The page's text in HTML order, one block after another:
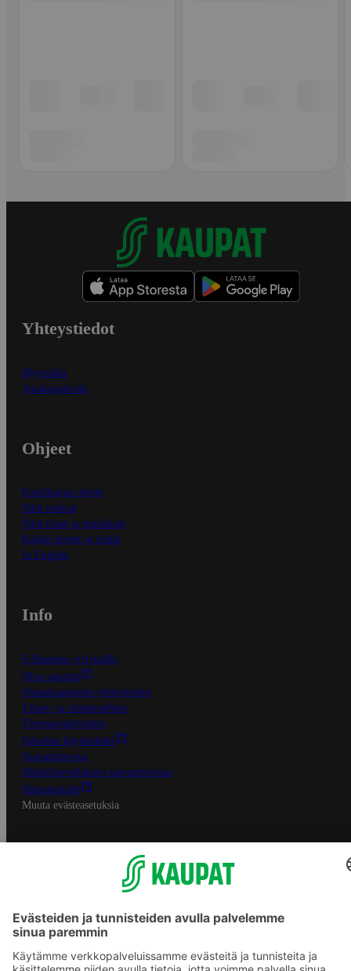
Yhteystiedot
Myymälät
Asiakaspalvelu
Ohjeet
Ensitilaajan ohjeet
Näin maksat
Näin tilaat ja muokkaat
Kaikki ohjeet ja vinkit
In English
Info
S-Business yrityksille
Oiva-raportit
Osuuskauppojen yhteystiedot
Tilaus- ja toimitusehdot
Tietosuojakäytäntö
Palvelun käyttöehdot
Saavutettavuus
Mobiilisovelluksen saavutettavuus
Mainostajalle
Muuta evästeasetuksia
S-ryhmän palvelut
S-ryhmä
Asiakasomistajuus
S-ostoslista -sovellus